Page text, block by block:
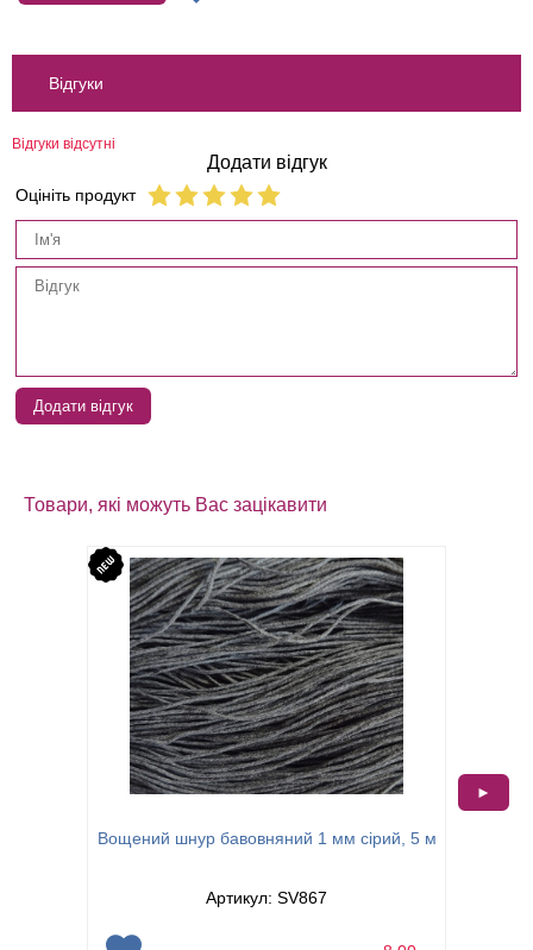
Відгуки
Відгуки відсутні
Додати відгук
Оцініть продукт
Додати відгук
Товари, які можуть Вас зацікавити
Вощений шнур бавовняний 1 мм сірий, 5 м
Артикул: SV867
►